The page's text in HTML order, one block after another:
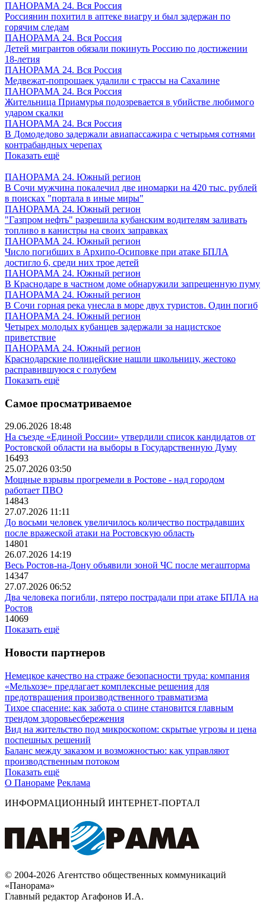
ПАНОРАМА 24. Вся Россия
Россиянин похитил в аптеке виагру и был задержан по
горячим следам
ПАНОРАМА 24. Вся Россия
Детей мигрантов обязали покинуть Россию по достижении
18-летия
ПАНОРАМА 24. Вся Россия
Медвежат-попрошаек удалили с трассы на Сахалине
ПАНОРАМА 24. Вся Россия
Жительница Приамурья подозревается в убийстве любимого
ударом скалки
ПАНОРАМА 24. Вся Россия
В Домодедово задержали авиапассажира с четырьмя сотнями
контрабандных черепах
Показать ещё
ПАНОРАМА 24. Южный регион
В Сочи мужчина покалечил две иномарки на 420 тыс. рублей
в поисках "портала в иные миры"
ПАНОРАМА 24. Южный регион
"Газпром нефть" разрешила кубанским водителям заливать
топливо в канистры на своих заправках
ПАНОРАМА 24. Южный регион
Число погибших в Архипо-Осиповке при атаке БПЛА
достигло 6, среди них трое детей
ПАНОРАМА 24. Южный регион
В Краснодаре в частном доме обнаружили запрещенную пуму
ПАНОРАМА 24. Южный регион
В Сочи горная река унесла в море двух туристов. Один погиб
ПАНОРАМА 24. Южный регион
Четырех молодых кубанцев задержали за нацистское
приветствие
ПАНОРАМА 24. Южный регион
Краснодарские полицейские нашли школьницу, жестоко
расправившуюся с голубем
Показать ещё
Самое просматриваемое
29.06.2026 18:48
На съезде «Единой России» утвердили список кандидатов от
Ростовской области на выборы в Государственную Думу
16493
25.07.2026 03:50
Мощные взрывы прогремели в Ростове - над городом
работает ПВО
14843
27.07.2026 11:11
До восьми человек увеличилось количество пострадавших
после вражеской атаки на Ростовскую область
14801
26.07.2026 14:19
Весь Ростов-на-Дону объявили зоной ЧС после мегашторма
14347
27.07.2026 06:52
Два человека погибли, пятеро пострадали при атаке БПЛА на
Ростов
14069
Показать ещё
Новости партнеров
Немецкое качество на страже безопасности труда: компания
«Мельхозе» предлагает комплексные решения для
предотвращения производственного травматизма
Тихое спасение: как забота о спине становится главным
трендом здоровьесбережения
Вид на жительство под микроскопом: скрытые угрозы и цена
поспешных решений
Баланс между заказом и возможностью: как управляют
производственным потоком
Показать ещё
О Панораме Реклама
ИНФОРМАЦИОННЫЙ ИНТЕРНЕТ-ПОРТАЛ
© 2004-2026 Агентство общественных коммуникаций
«Панорама»
Главный редактор Агафонов И.А.